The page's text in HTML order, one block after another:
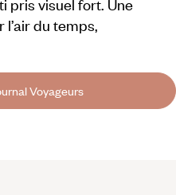
pris visuel fort. Une
du temps,
Voyageurs